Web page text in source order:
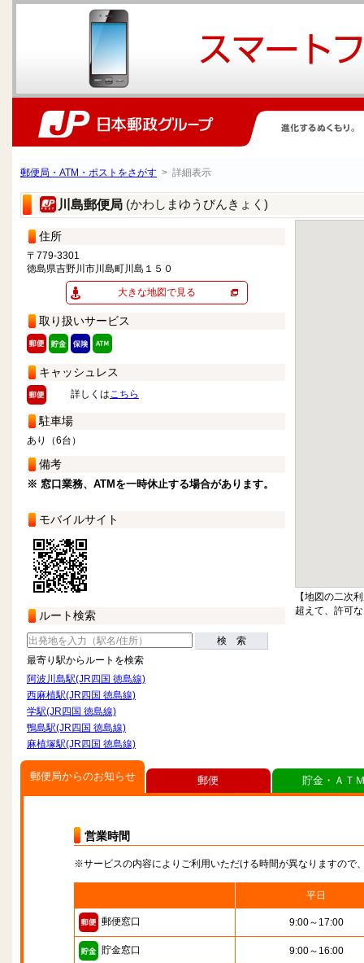
郵便局・ATM・ポストをさがす > 詳細表示
川島郵便局 (かわしまゆうびんきょく)
住所
〒779-3301
徳島県吉野川市川島町川島１５０
大きな地図で見る
取り扱いサービス
キャッシュレス
詳しくはこちら
駐車場
あり（6台）
備考
※ 窓口業務、ATMを一時休止する場合があります。
モバイルサイト
ルート検索
検 索
最寄り駅からルートを検索
阿波川島駅(JR四国 徳島線)
西麻植駅(JR四国 徳島線)
学駅(JR四国 徳島線)
鴨島駅(JR四国 徳島線)
麻植塚駅(JR四国 徳島線)
【地図の二次
超えて、許可
郵便局からのお知らせ
営業時間
※サービスの内容によりご利用いただける時間が異なりますので
平日
郵便窓口 9:00～17:00
貯金窓口 9:00～16:00
郵便 貯金・ＡＴ